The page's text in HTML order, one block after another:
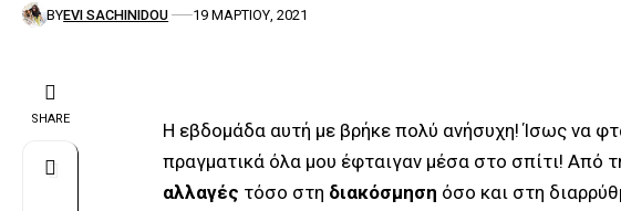
BYEVI SACHINIDOU 19 ΜΑΡΤΊΟΥ, 2021
SHARE
Η εβδομάδα αυτή με βρήκε πολύ ανήσυχη! Ίσως να
πραγματικά όλα μου έφταιγαν μέσα στο σπίτι! Από
αλλαγές τόσο στη διακόσμηση όσο και στη